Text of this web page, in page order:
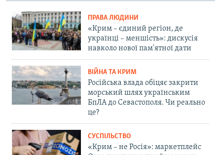
ПРАВА ЛЮДИНИ
«Крим – єдиний регіон, де
українці – меншість»: дискусія
навколо нової пам'ятної дати
ВІЙНА ТА КРИМ
Російська влада обіцяє закрити
морський шлях українським
БпЛА до Севастополя. Чи реально
це?
СУСПІЛЬСТВО
«Крим – не Росія»: маркетплейс